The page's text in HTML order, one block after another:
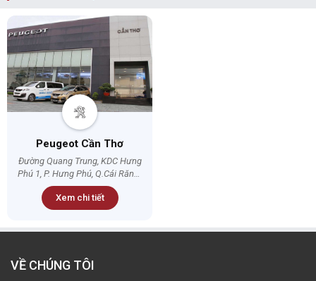
Peugeot Cần Thơ
Đường Quang Trung, KDC Hưng
Phú 1, P. Hưng Phú, Q.Cái Răng,,
Cần Thơ
Xem chi tiết
VỀ CHÚNG TÔI